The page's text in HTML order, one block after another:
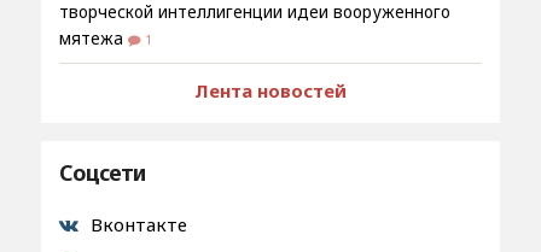
творческой интеллигенции идеи вооруженного
мятежа
1
Лента новостей
Соцсети
Вконтакте